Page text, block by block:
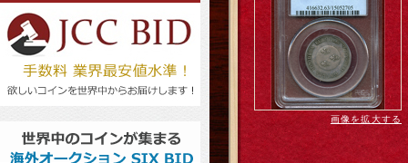
画像を拡大する